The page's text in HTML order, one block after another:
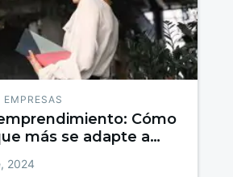
Cómo
más se adapte a
2024